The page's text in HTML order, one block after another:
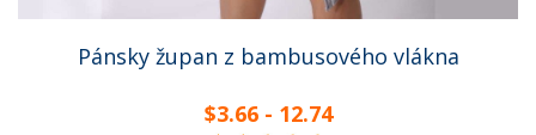
Pánsky župan z bambusového vlákna
$3.66 - 12.74